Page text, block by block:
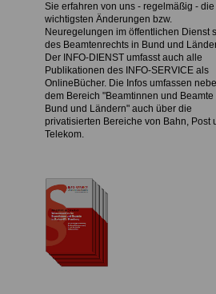
Sie erfahren von uns - regelmäßig - die
wichtigsten Änderungen bzw.
Neuregelungen im öffentlichen Dienst
des Beamtenrechts in Bund und
Der INFO-DIENST umfasst auch alle
Publikationen des INFO-SERVICE als
OnlineBücher. Die Infos umfassen
dem Bereich "Beamtinnen und Beamte
Bund und Ländern" auch über die
privatisierten Bereiche von Bahn, Post
Telekom.